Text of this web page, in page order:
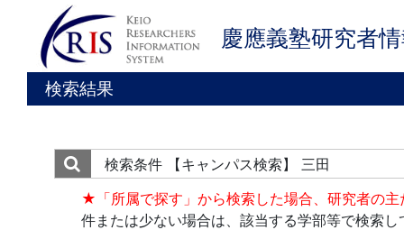
慶應義塾研究者
検索結果
検索条件
【キャンパス検索】 三田
★「所属で探す」から検索した場合、研究者の
件または少ない場合は、該当する学部等で検索し